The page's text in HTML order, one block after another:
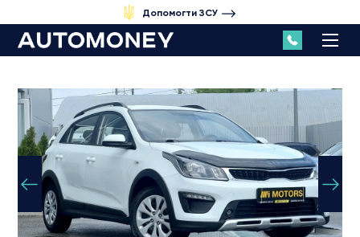
Допомогти ЗСУ